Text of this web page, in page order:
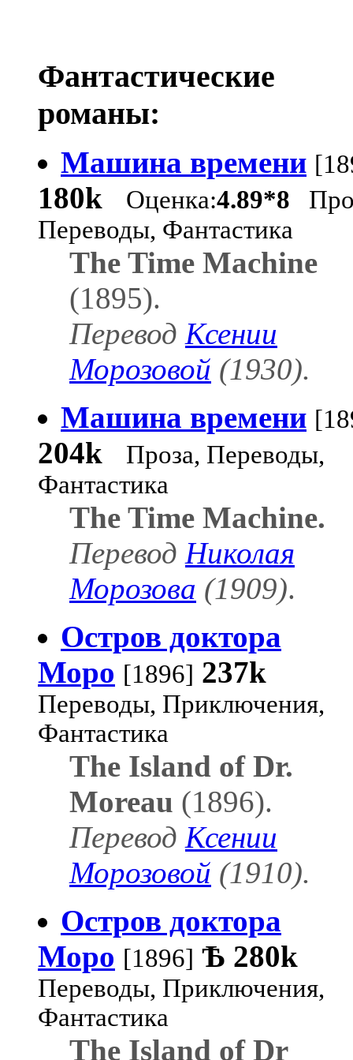
Фантастические
романы:
Машина времени
180k Оценка:4.89*8
Переводы, Фантастика
The Time Machine
(1895).
Перевод Ксении
Морозовой (1930).
Машина времени
204k
Проза, Переводы,
Фантастика
The Time Machine.
Перевод Николая
Морозова (1909).
Остров доктора
Моро [1896] 237k
Переводы, Приключения,
Фантастика
The Island of Dr.
Moreau (1896).
Перевод Ксении
Морозовой (1910).
Остров доктора
Моро [1896] Ѣ 280k
Переводы, Приключения,
Фантастика
The Island of Dr